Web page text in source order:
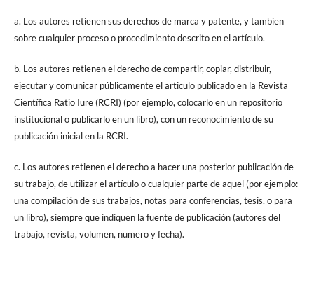
a. Los autores retienen sus derechos de marca y patente, y tambien
sobre cualquier proceso o procedimiento descrito en el artículo.
b. Los autores retienen el derecho de compartir, copiar, distribuir,
ejecutar y comunicar públicamente el articulo publicado en la Revista
Científica Ratio Iure (RCRI) (por ejemplo, colocarlo en un repositorio
institucional o publicarlo en un libro), con un reconocimiento de su
publicación inicial en la RCRI.
c. Los autores retienen el derecho a hacer una posterior publicación de
su trabajo, de utilizar el artículo o cualquier parte de aquel (por ejemplo:
una compilación de sus trabajos, notas para conferencias, tesis, o para
un libro), siempre que indiquen la fuente de publicación (autores del
trabajo, revista, volumen, numero y fecha).